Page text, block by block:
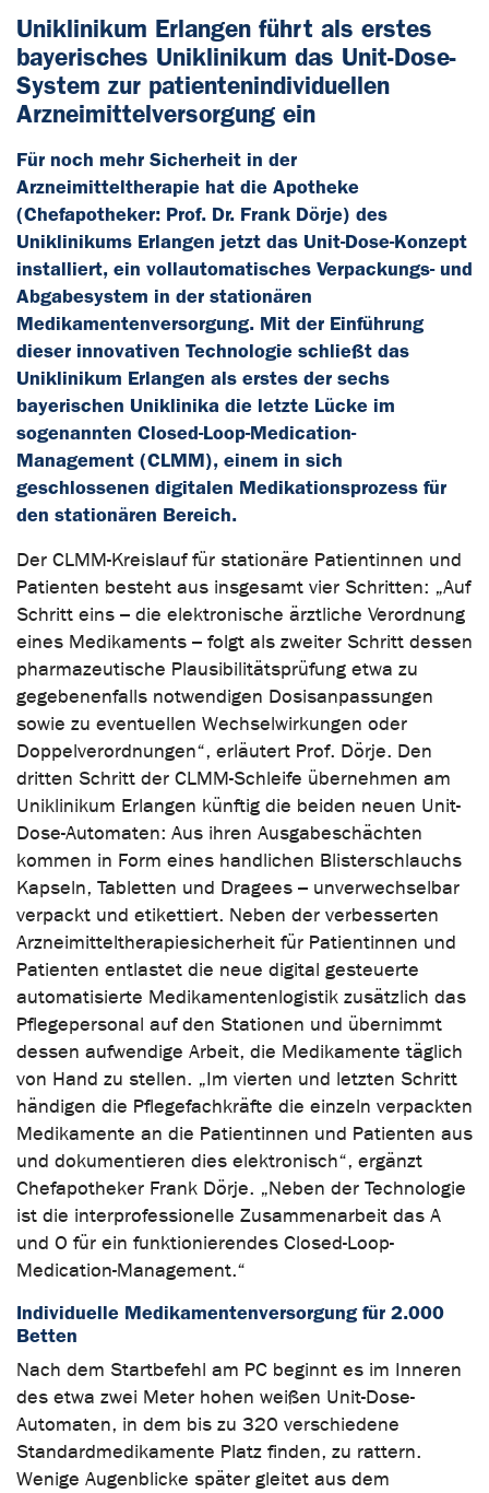
Uniklinikum Erlangen führt als erstes
bayerisches Uniklinikum das Unit-Dose-
System zur patientenindividuellen
Arzneimittelversorgung ein
Für noch mehr Sicherheit in der
Arzneimitteltherapie hat die Apotheke
(Chefapotheker: Prof. Dr. Frank Dörje) des
Uniklinikums Erlangen jetzt das Unit-Dose-Konzept
installiert, ein vollautomatisches Verpackungs- und
Abgabesystem in der stationären
Medikamentenversorgung. Mit der Einführung
dieser innovativen Technologie schließt das
Uniklinikum Erlangen als erstes der sechs
bayerischen Uniklinika die letzte Lücke im
sogenannten Closed-Loop-Medication-
Management (CLMM), einem in sich
geschlossenen digitalen Medikationsprozess für
den stationären Bereich.
Der CLMM-Kreislauf für stationäre Patientinnen und
Patienten besteht aus insgesamt vier Schritten: „Auf
Schritt eins – die elektronische ärztliche Verordnung
eines Medikaments – folgt als zweiter Schritt dessen
pharmazeutische Plausibilitätsprüfung etwa zu
gegebenenfalls notwendigen Dosisanpassungen
sowie zu eventuellen Wechselwirkungen oder
Doppelverordnungen“, erläutert Prof. Dörje. Den
dritten Schritt der CLMM-Schleife übernehmen am
Uniklinikum Erlangen künftig die beiden neuen Unit-
Dose-Automaten: Aus ihren Ausgabeschächten
kommen in Form eines handlichen Blisterschlauchs
Kapseln, Tabletten und Dragees – unverwechselbar
verpackt und etikettiert. Neben der verbesserten
Arzneimitteltherapiesicherheit für Patientinnen und
Patienten entlastet die neue digital gesteuerte
automatisierte Medikamentenlogistik zusätzlich das
Pflegepersonal auf den Stationen und übernimmt
dessen aufwendige Arbeit, die Medikamente täglich
von Hand zu stellen. „Im vierten und letzten Schritt
händigen die Pflegefachkräfte die einzeln verpackten
Medikamente an die Patientinnen und Patienten aus
und dokumentieren dies elektronisch“, ergänzt
Chefapotheker Frank Dörje. „Neben der Technologie
ist die interprofessionelle Zusammenarbeit das A
und O für ein funktionierendes Closed-Loop-
Medication-Management.“
Individuelle Medikamentenversorgung für 2.000
Betten
Nach dem Startbefehl am PC beginnt es im Inneren
des etwa zwei Meter hohen weißen Unit-Dose-
Automaten, in dem bis zu 320 verschiedene
Standardmedikamente Platz finden, zu rattern.
Wenige Augenblicke später gleitet aus dem